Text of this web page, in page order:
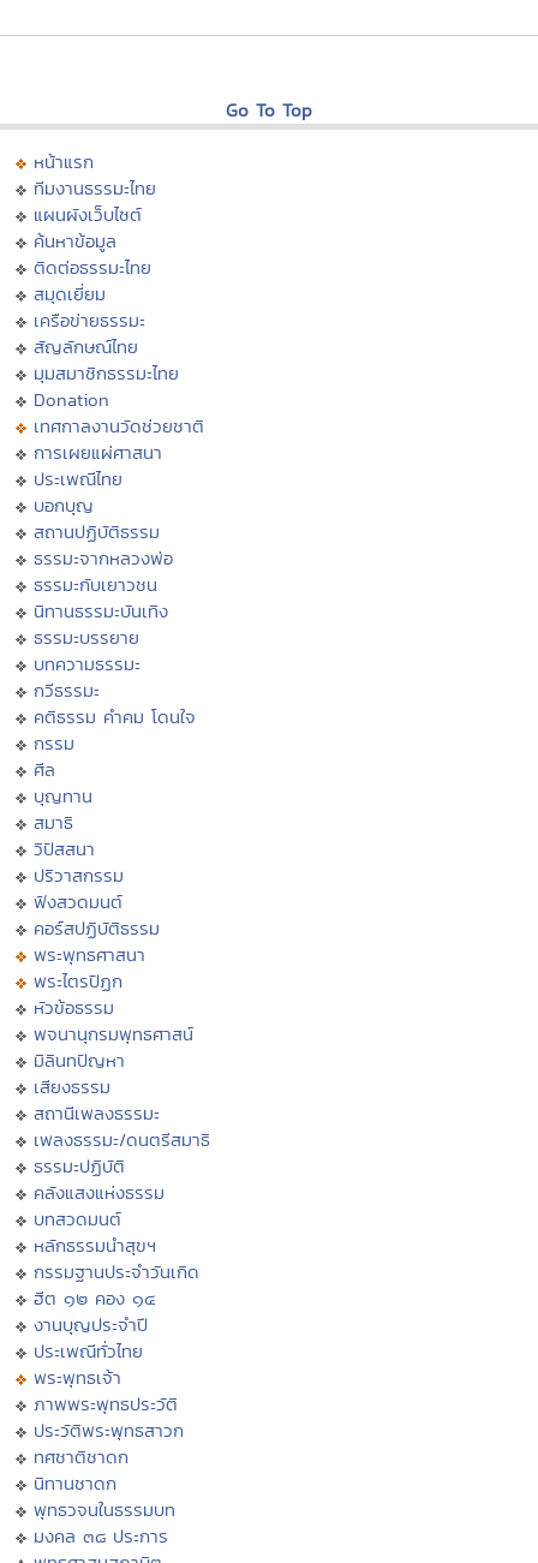
Go To Top
หน้าแรก
ทีมงานธรรมะไทย
แผนผังเว็บไซต์
ค้นหาข้อมูล
ติดต่อธรรมะไทย
สมุดเยี่ยม
เครือข่ายธรรมะ
สัญลักษณ์ไทย
มุมสมาชิกธรรมะไทย
Donation
เทศกาลงานวัดช่วยชาติ
การเผยแผ่ศาสนา
ประเพณีไทย
บอกบุญ
สถานปฏิบัติธรรม
ธรรมะจากหลวงพ่อ
ธรรมะกับเยาวชน
นิทานธรรมะบันเทิง
ธรรมะบรรยาย
บทความธรรมะ
กวีธรรมะ
คติธรรม คำคม โดนใจ
กรรม
ศีล
บุญทาน
สมาธิ
วิปัสสนา
ปริวาสกรรม
ฟังสวดมนต์
คอร์สปฏิบัติธรรม
พระพุทธศาสนา
พระไตรปิฏก
หัวข้อธรรม
พจนานุกรมพุทธศาสน์
มิลินทปัญหา
เสียงธรรม
สถานีเพลงธรรมะ
เพลงธรรมะ/ดนตรีสมาธิ
ธรรมะปฏิบัติ
คลังแสงแห่งธรรม
บทสวดมนต์
หลักธรรมนำสุขฯ
กรรมฐานประจำวันเกิด
ฮีต ๑๒ คอง ๑๔
งานบุญประจำปี
ประเพณีทั่วไทย
พระพุทธเจ้า
ภาพพระพุทธประวัติ
ประวัติพระพุทธสาวก
ทศชาติชาดก
นิทานชาดก
พุทธวจนในธรรมบท
มงคล ๓๘ ประการ